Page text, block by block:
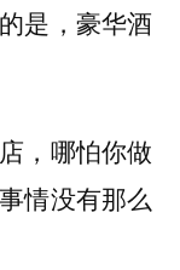
是，豪华酒
，哪怕你做
情没有那么